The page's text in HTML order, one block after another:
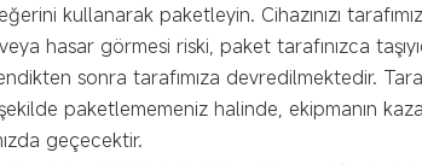
kullanarak paketleyin. Cihazınızı
hasar görmesi riski, paket tarafınızca
sonra tarafımıza devredilmektedir.
paketlememeniz halinde, ekipmanın
geçecektir.